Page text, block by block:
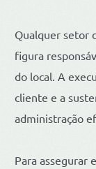
Qualquer setor
figura
do local. A
cliente e a
administração
Para assegurar